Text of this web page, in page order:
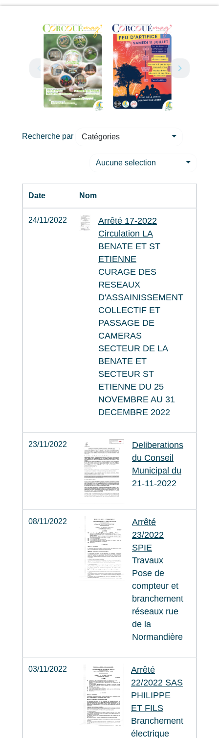
Recherche par Catégories
Aucune selection
Date Nom
24/11/2022
Arrêté 17-2022
Circulation LA
BENATE ET ST
ETIENNE
CURAGE DES
RESEAUX
D'ASSAINISSEMENT
COLLECTIF ET
PASSAGE DE
CAMERAS
SECTEUR DE LA
BENATE ET
SECTEUR ST
ETIENNE DU 25
NOVEMBRE AU 31
DECEMBRE 2022
23/11/2022
Deliberations
du Conseil
Municipal du
21-11-2022
08/11/2022
Arrêté
23/2022
SPIE
Travaux
Pose de
compteur et
branchement
réseaux rue
de la
Normandière
03/11/2022
Arrêté
22/2022 SAS
PHILIPPE
ET FILS
Branchement
électrique